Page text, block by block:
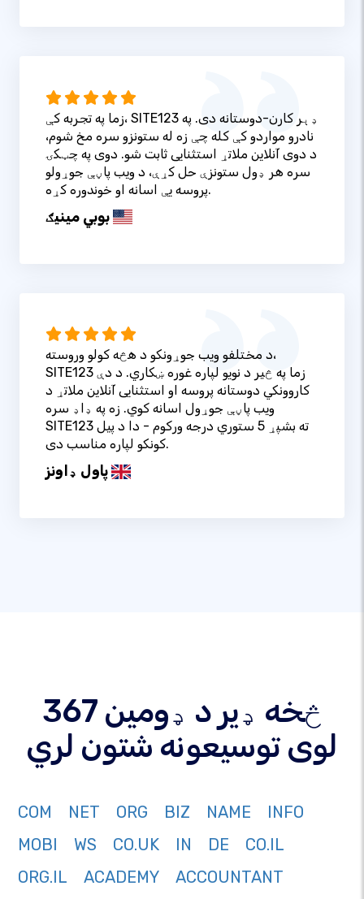
زما په تجربه کې، SITE123 ډېر کارن-دوستانه دی. په
نادرو مواردو کې کله چې زه له ستونزو سره مخ شوم،
د دوی آنلاین ملاتړ استثنایی ثابت شو. دوی په چټکۍ
سره هر ډول ستونزې حل کړې، د ویب پاڼې جوړولو
پروسه یې اسانه او خوندوره کړه.
بوبي مینیګ
د مختلفو ویب جوړونکو د هڅه کولو وروسته،
SITE123 زما په څیر د نویو لپاره غوره ښکاري. د دې
کاروونکي دوستانه پروسه او استثنایی آنلاین ملاتړ د
ویب پاڼې جوړول اسانه کوي. زه په ډاډ سره
SITE123 ته بشپړ 5 ستوري درجه ورکوم - دا د پیل
کونکو لپاره مناسب دی.
پاول ډاونز
367 څخه ډیر د ډومین
لوی توسیعونه شتون لري
COM NET ORG BIZ NAME
INFO
MOBI
WS CO.UK IN DE
CO.IL
ORG.IL
ACADEMY
ACCOUNTANT